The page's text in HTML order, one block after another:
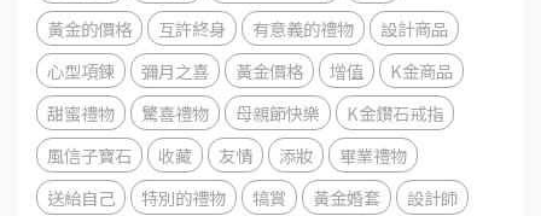
黃金的價格
互許終身 有意義的禮物
設計商品
心型項鍊
彌月之喜 黃金價格 增值
K金商品
甜蜜禮物
驚喜禮物 母親節快樂
K金鑽石戒指
風信子寶石
收藏 友情 添妝
畢業禮物
送給自己
特別的禮物 犒賞 黃金婚套 設計師